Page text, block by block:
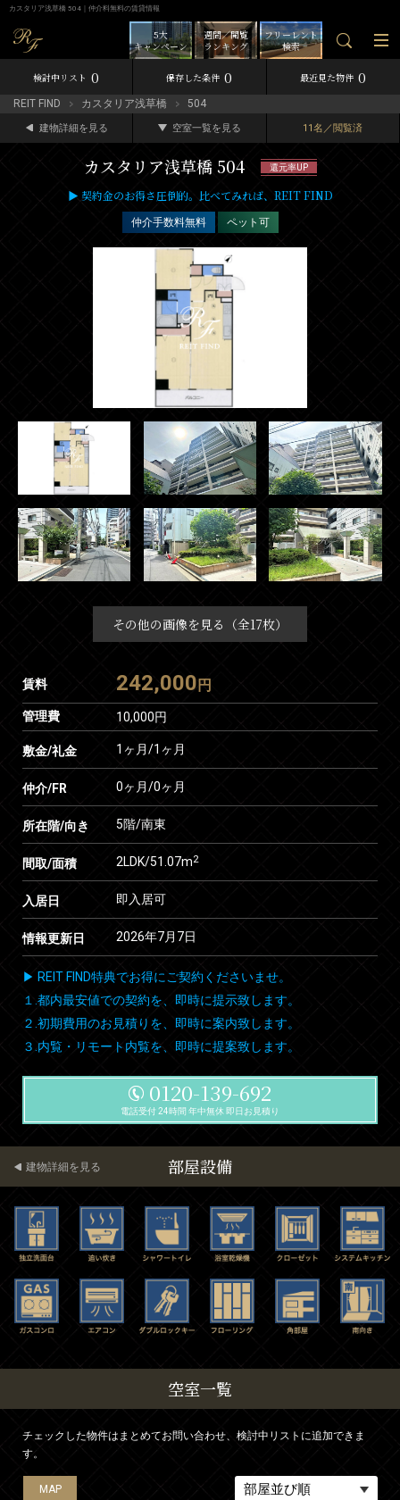
カスタリア浅草橋 504｜仲介料無料の賃貸情報
フリーレント
検索
週間／閲覧
ランキング
5大
キャンペーン
検討中リスト 0 保存した条件 0 最近見た物件 0
REIT FIND カスタリア浅草橋 504
建物詳細を見る 空室一覧を見る 11名／閲覧済
カスタリア浅草橋 504 還元率UP
▶ 契約金のお得さ圧倒的。比べてみれば、REIT FIND
仲介手数料無料 ペット可
その他の画像を見る（全17枚）
賃料 242,000 円
管理費 10,000円
敷金/礼金 1ヶ月/1ヶ月
仲介/FR 0ヶ月/0ヶ月
所在階/向き 5階/南東
間取/面積 2LDK/51.07m2
入居日 即入居可
情報更新日 2026年7月7日
▶ REIT FIND特典でお得にご契約くださいませ。
１.都内最安値での契約を、即時に提示致します。
２.初期費用のお見積りを、即時に案内致します。
３.内覧・リモート内覧を、即時に提案致します。
0120-139-692
電話受付 24時間 年中無休 即日お見積り
部屋設備
建物詳細を見る
空室一覧
チェックした物件はまとめてお問い合わせ、検討中リストに追加できま
す。
MAP